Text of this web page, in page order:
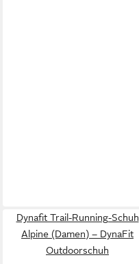
Dynafit Trail-Running-Schuh
Alpine (Damen) – DynaFit
Outdoorschuh